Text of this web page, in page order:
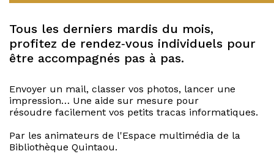
Tous les derniers mardis du mois,
profitez de rendez‑vous individuels pour
être accompagnés pas à pas.
Envoyer un mail, classer vos photos, lancer une
impression… Une aide sur mesure pour
résoudre facilement vos petits tracas informatiques.
Par les animateurs de l'Espace multimédia de la
Bibliothèque Quintaou.